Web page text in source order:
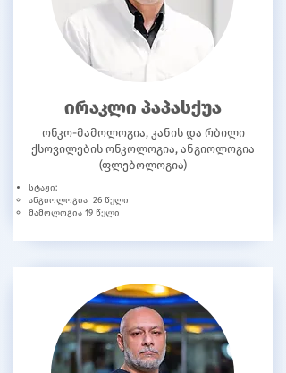
ირაკლი პაპასქუა
ონკო-მამოლოგია, კანის და რბილი
ქსოვილების ონკოლოგია, ანგიოლოგია
(ფლებოლოგია)
სტაჟი:
ანგიოლოგია 26 წელი
მამოლოგია 19 წელი